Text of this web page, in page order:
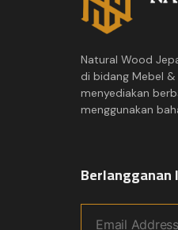
Natural Wood
di bidang Mebel &
menyediakan
menggunakan